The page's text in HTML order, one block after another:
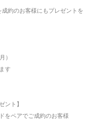
約のお客様にもプレゼントを
）
す
ント】
をペアでご成約のお客様